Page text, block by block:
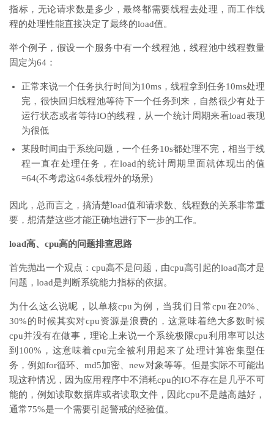
指标，无论请求数是多少，最终都需要线程去处理，而工作线
程的处理性能直接决定了最终的load值。
举个例子，假设一个服务中有一个线程池，线程池中线程数量
固定为64：
正常来说一个任务执行时间为10ms，线程拿到任务10ms处理
完，很快回归线程池等待下一个任务到来，自然很少有处于
运行状态或者等待IO的线程，从一个统计周期来看load表现
为很低
某段时间由于系统问题，一个任务10s都处理不完，相当于线
程一直在处理任务，在load的统计周期里面就体现出的值
=64(不考虑这64条线程外的场景)
因此，总而言之，搞清楚load值和请求数、线程数的关系非常重
要，想清楚这些才能正确地进行下一步的工作。
load高、cpu高的问题排查思路
首先抛出一个观点：cpu高不是问题，由cpu高引起的load高才是
问题，load是判断系统能力指标的依据。
为什么这么说呢，以单核cpu为例，当我们日常cpu在20%、
30%的时候其实对cpu资源是浪费的，这意味着绝大多数时候
cpu并没有在做事，理论上来说一个系统极限cpu利用率可以达
到100%，这意味着cpu完全被利用起来了处理计算密集型任
务，例如for循环、md5加密、new对象等等。但是实际不可能出
现这种情况，因为应用程序中不消耗cpu的IO不存在是几乎不可
能的，例如读取数据库或者读取文件，因此cpu不是越高越好，
通常75%是一个需要引起警戒的经验值。